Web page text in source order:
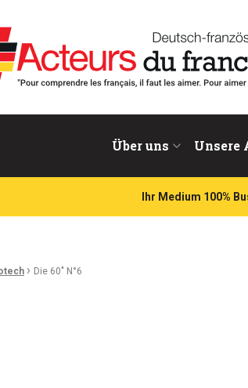
französische Wirtschaftsakteure
Über uns Unsere
Ihr Medium 100%
› Die 60″ N°6